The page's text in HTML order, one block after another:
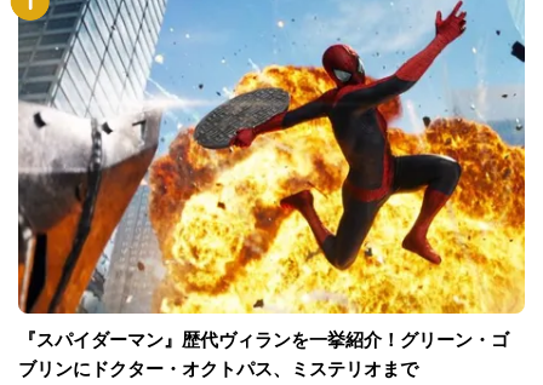
『スパイダーマン』歴代ヴィランを一挙紹介！グリーン・ゴ
ブリンにドクター・オクトパス、ミステリオまで